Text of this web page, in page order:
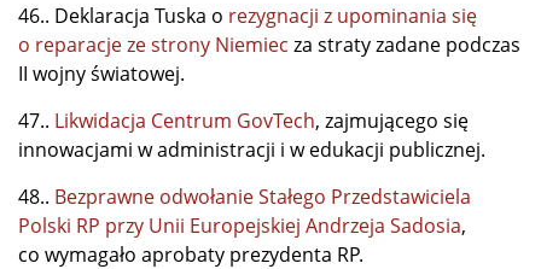
46.. Deklaracja Tuska o rezygnacji z upominania się
o reparacje ze strony Niemiec za straty zadane podczas
II wojny światowej.
47.. Likwidacja Centrum GovTech, zajmującego się
innowacjami w administracji i w edukacji publicznej.
48.. Bezprawne odwołanie Stałego Przedstawiciela
Polski RP przy Unii Europejskiej Andrzeja Sadosia,
co wymagało aprobaty prezydenta RP.